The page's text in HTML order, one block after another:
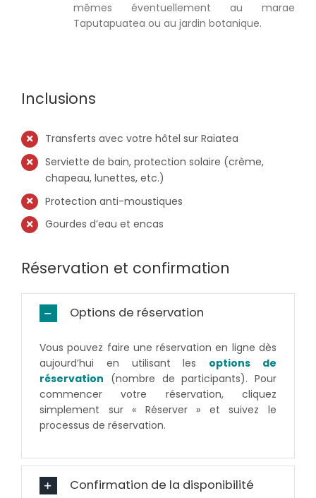
mêmes éventuellement au marae
Taputapuatea ou au jardin botanique.
Inclusions
Transferts avec votre hôtel sur Raiatea
Serviette de bain, protection solaire (crème,
chapeau, lunettes, etc.)
Protection anti-moustiques
Gourdes d’eau et encas
Réservation et confirmation
Options de réservation
Vous pouvez faire une réservation en ligne dès
aujourd’hui en utilisant les options de
réservation (nombre de participants). Pour
commencer votre réservation, cliquez
simplement sur « Réserver » et suivez le
processus de réservation.
Confirmation de la disponibilité